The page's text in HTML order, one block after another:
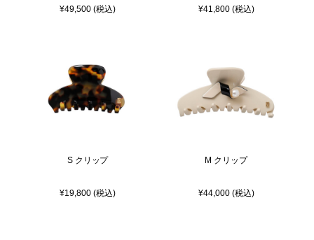
¥49,500 (税込) ¥41,800 (税込)
S クリップ
¥19,800 (税込)
M クリップ
¥44,000 (税込)